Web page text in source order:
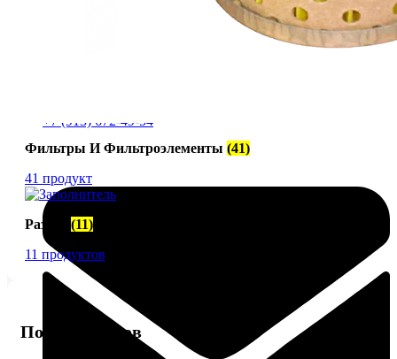
+7 (913) 672-49-54
Фильтры И Фильтроэлементы (41)
41 продукт
Разное (11)
11 продуктов
Поиск товаров